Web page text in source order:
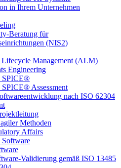
in Ihrem Unternehmen
Beratung für
(NIS2)
Management (ALM)
Engineering
SPICE®
Assessment
nach ISO 62304
Methoden
Affairs
Validierung gemäß ISO 13485